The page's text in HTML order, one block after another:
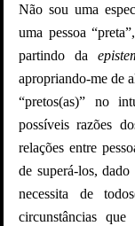
Não sou uma
uma pessoa
partindo da
apropriando-me de
“pretos(as)” no
possíveis razões
relações entre
de superá-los,
necessita de
circunstâncias que